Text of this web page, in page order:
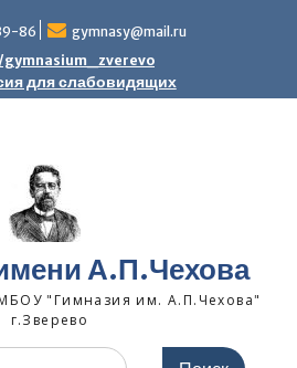
86
gymnasy@mail.ru
gymnasium_zverevo
для слабовидящих
А.П.Чехова
"Гимназия им. А.П.Чехова"
г.Зверево